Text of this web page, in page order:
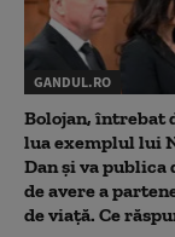
GANDUL.RO
Bolojan, întrebat
lua exemplul lui
Dan și va publica
de avere a
de viață. Ce